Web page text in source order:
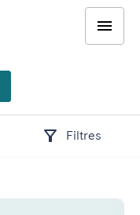
Filtres